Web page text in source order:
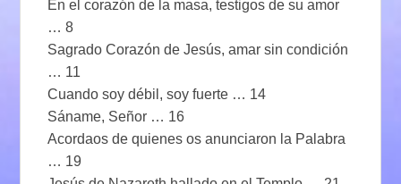
En el corazón de la masa, testigos de su amor
… 8
Sagrado Corazón de Jesús, amar sin condición
… 11
Cuando soy débil, soy fuerte … 14
Sáname, Señor … 16
Acordaos de quienes os anunciaron la Palabra
… 19